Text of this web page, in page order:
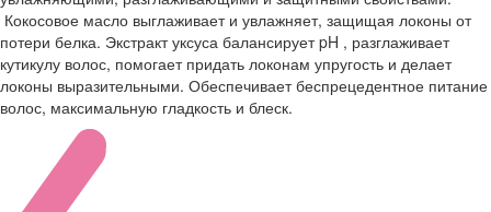
Кокосовое масло выглаживает и увлажняет, защищая локоны от
потери белка. Экстракт уксуса балансирует pH , разглаживает
кутикулу волос, помогает придать локонам упругость и делает
локоны выразительными. Обеспечивает беспрецедентное питание
волос, максимальную гладкость и блеск.